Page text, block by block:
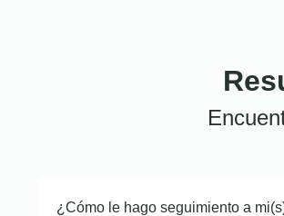
¿Cómo le hago seguimiento a